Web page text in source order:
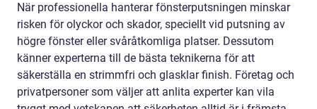
När professionella hanterar fönsterputsningen minskar
risken för olyckor och skador, speciellt vid putsning av
högre fönster eller svåråtkomliga platser. Dessutom
känner experterna till de bästa teknikerna för att
säkerställa en strimmfri och glasklar finish. Företag och
privatpersoner som väljer att anlita experter kan vila